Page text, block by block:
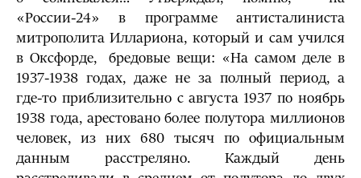
«России-24» в программе антисталиниста
митрополита Иллариона, который и сам учился
в Оксфорде, бредовые вещи: «На самом деле в
1937-1938 годах, даже не за полный период, а
где-то приблизительно с августа 1937 по ноябрь
1938 года, арестовано более полутора миллионов
человек, из них 680 тысяч по официальным
данным расстреляно. Каждый день